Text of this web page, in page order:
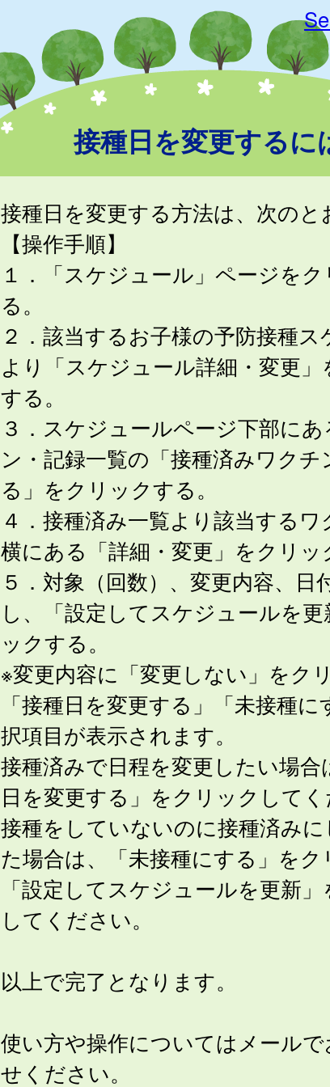
接種日を変更するに
接種日を変更する方法は、次のと
【操作手順】
１．「スケジュール」ページを
る。
２．該当するお子様の予防接種ス
より「スケジュール詳細・変更」
する。
３．スケジュールページ下部に
ン・記録一覧の「接種済みワクチ
る」をクリックする。
４．接種済み一覧より該当するワ
横にある「詳細・変更」をクリッ
５．対象（回数）、変更内容、日
し、「設定してスケジュールを更
ックする。
※変更内容に「変更しない」をク
「接種日を変更する」「未接種に
択項目が表示されます。
接種済みで日程を変更したい場合
日を変更する」をクリックしてく
接種をしていないのに接種済み
た場合は、「未接種にする」をク
「設定してスケジュールを更新
してください。
以上で完了となります。
使い方や操作についてはメール
せください。